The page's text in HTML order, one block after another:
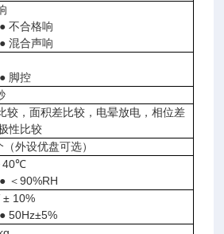
格响
声响
控
较，面积差比较，电晕放电，相位差
性比较
外设优盘可选）
40℃
± 10%